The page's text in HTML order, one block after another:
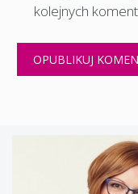
kolejnych